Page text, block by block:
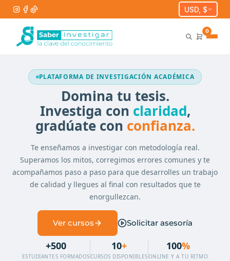
USD, $
0
PLATAFORMA DE INVESTIGACIÓN ACADÉMICA
Domina tu tesis.
Investiga con claridad,
gradúate con confianza.
Te enseñamos a investigar con metodología real.
Superamos los mitos, corregimos errores comunes y te
acompañamos paso a paso para que desarrolles un trabajo
de calidad y llegues al final con resultados que te
enorgullezcan.
Ver cursos Solicitar asesoría
+500
ESTUDIANTES FORMADOS
10+
CURSOS DISPONIBLES
100%
ONLINE Y A TU RITMO